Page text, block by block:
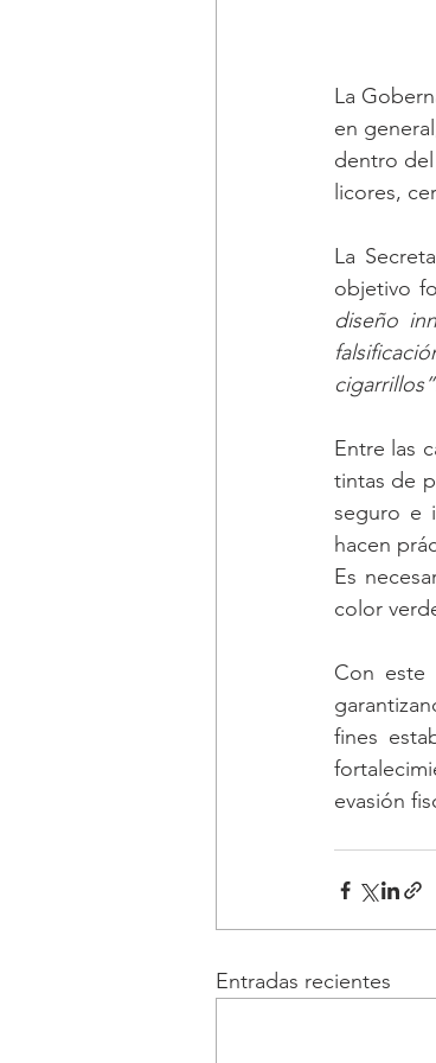
La
en
dentro
licores,
La
objetivo
diseño
Entre las
tintas de
seguro e
hacen
Es
color
Con este
fines
evasión
Entradas recientes